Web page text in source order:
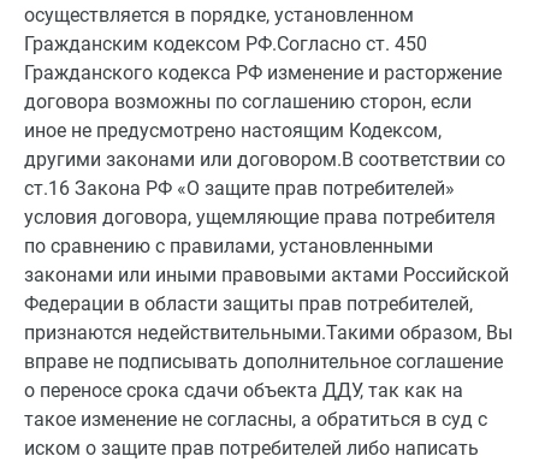
осуществляется в порядке, установленном
Гражданским кодексом РФ.Согласно ст. 450
Гражданского кодекса РФ изменение и расторжение
договора возможны по соглашению сторон, если
иное не предусмотрено настоящим Кодексом,
другими законами или договором.В соответствии со
ст.16 Закона РФ «О защите прав потребителей»
условия договора, ущемляющие права потребителя
по сравнению с правилами, установленными
законами или иными правовыми актами Российской
Федерации в области защиты прав потребителей,
признаются недействительными.Такими образом, Вы
вправе не подписывать дополнительное соглашение
о переносе срока сдачи объекта ДДУ, так как на
такое изменение не согласны, а обратиться в суд с
иском о защите прав потребителей либо написать